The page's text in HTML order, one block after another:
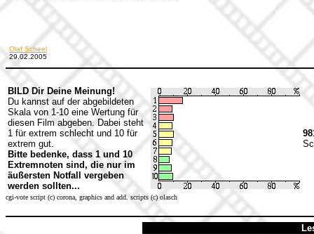
Olaf Scheel
29.02.2005
BILD Dir Deine Meinung!
Du kannst auf der abgebildeten
Skala von 1-10 eine Wertung für
diesen Film abgeben. Dabei steht
1 für extrem schlecht und 10 für
extrem gut.
Bitte bedenke, dass 1 und 10
Extremnoten sind, die nur im
äußersten Notfall vergeben
werden sollten...
cgi-vote script (c) corona, graphics and add. scripts (c) olasch